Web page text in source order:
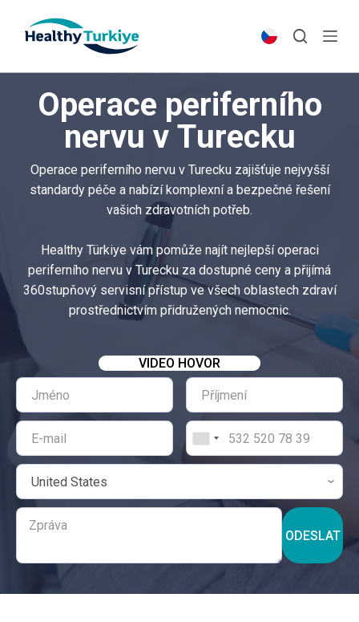
p
Operace periferního
nervu v Turecku
Operace periferního nervu v Turecku zajišťuje nejvyšší
standardy péče a nabízí komplexní a bezpečné řešení
vašich zdravotních potřeb.
Healthy Türkiye vám pomůže najít nejlepší operaci
periferního nervu v Turecku za dostupné ceny a přijímá
360stupňový servisní přístup ve všech oblastech zdraví
prostřednictvím přidružených nemocnic.
VIDEO HOVOR
ODESLAT